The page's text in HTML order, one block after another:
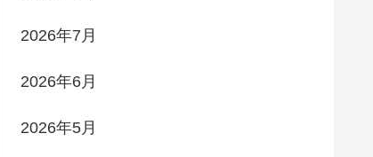
2026年7月
2026年6月
2026年5月